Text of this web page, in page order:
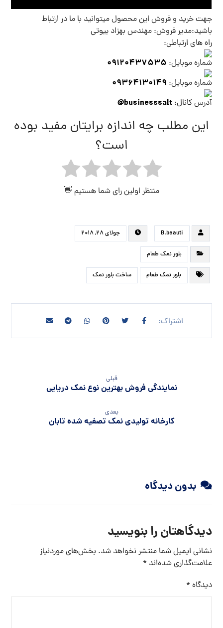
جهت خرید و فروش این محصول میتوانید با ما در ارتباط
باشید:مدیر فروش: مهندس بهزاد بیوتی
راه های ارتباطی:
شماره موبایل: 09120437535
شماره موبایل: 09364130149
آدرس کانال:businesssalt@
این مطلب چه اندازه برایتان مفید بوده
است؟
منتظر اولین رای شما هستیم 👋
B.beauti جولای ۲۸, ۲۰۱۸
بلور نمک طعام
بلور نمک طعام ساخت بلور نمک
قبلی
نمایندگی فروش بهترین نوع نمک دریایی
بعدی
کارخانه تولیدی نمک تصفیه شده تابان
بدون دیدگاه
دیدگاهتان را بنویسید
نشانی ایمیل شما منتشر نخواهد شد. بخش‌های موردنیاز
علامت‌گذاری شده‌اند *
دیدگاه *